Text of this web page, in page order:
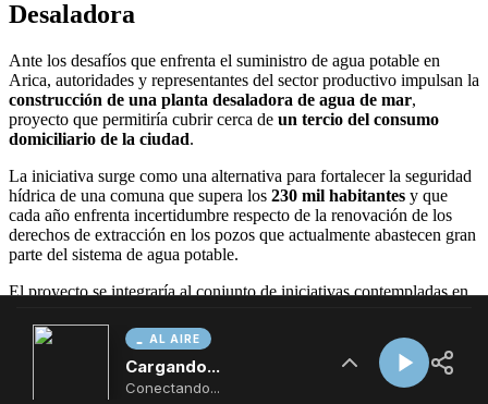
AL AIRE
Cargando...
Conectando...